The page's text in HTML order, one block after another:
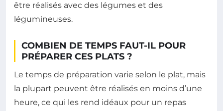
être réalisés avec des légumes et des
légumineuses.
COMBIEN DE TEMPS FAUT-IL POUR
PRÉPARER CES PLATS ?
Le temps de préparation varie selon le plat, mais
la plupart peuvent être réalisés en moins d’une
heure, ce qui les rend idéaux pour un repas